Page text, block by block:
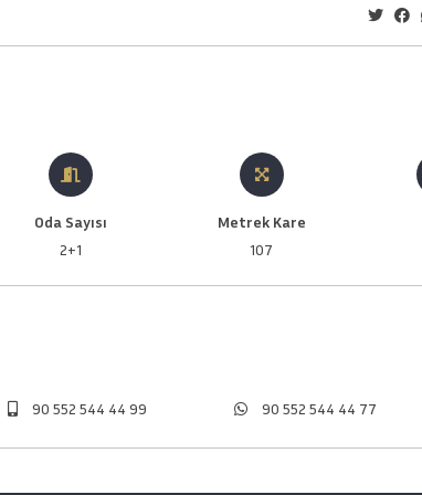
Oda Sayısı
2+1
Metrek Kare
107
90 552 544 44 99 90 552 544 44 77